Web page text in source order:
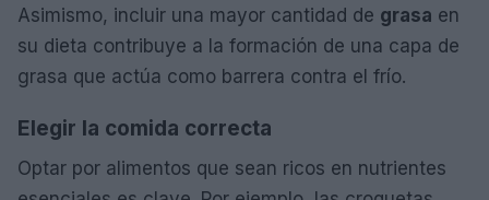
Asimismo, incluir una mayor cantidad de grasa en
su dieta contribuye a la formación de una capa de
grasa que actúa como barrera contra el frío.
Elegir la comida correcta
Optar por alimentos que sean ricos en nutrientes